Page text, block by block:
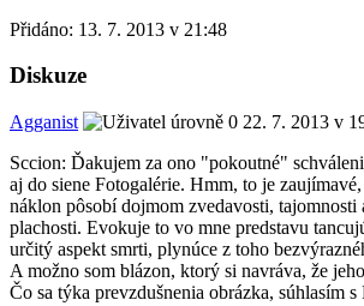
Přidáno: 13. 7. 2013 v 21:48
Diskuze
Agganist
22. 7. 2013 v
Sccion: Ďakujem za ono "pokoutné"
aj do siene Fotogalérie. Hmm, to je
náklon pôsobí dojmom zvedavosti, tajomnosti
plachosti. Evokuje to vo mne predstavu
určitý aspekt smrti, plynúce z toho
A možno som blázon, ktorý si navráva, že
Čo sa týka prevzdušnenia obrázka, súhlasím s